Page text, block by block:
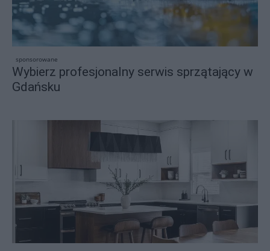
sponsorowane
Wybierz profesjonalny serwis sprzątający w
Gdańsku